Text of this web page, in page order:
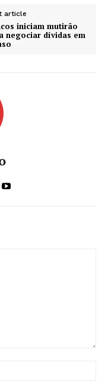
article
iniciam mutirão
negociar dívidas em